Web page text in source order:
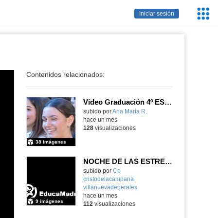
Iniciar sesión
Contenidos relacionados:
Vídeo Graduación 4º ESO 2025-2026 (2)
subido porAna María R.
38 imágenes
hace un mes
128visualizaciones
NOCHE DE LAS ESTRELLAS DE INFANTIL 5 AÑOS
subido por Cp
cristodelacampana
villanuevadeperales
9 imágenes
-
hace un mes
112 visualizaciones